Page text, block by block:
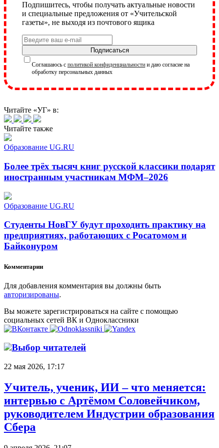
Подпишитесь, чтобы получать актуальные новости
и специальные предложения от «Учительской
газеты», не выходя из почтового ящика
Подписаться
Соглашаюсь с политикой конфиденциальности и даю согласие на
обработку персональных данных
Читайте «УГ» в:
Читайте также
Образование UG.RU
Более трёх тысяч книг русской классики подарят
иностранным участникам МФМ–2026
Образование UG.RU
Студенты НовГУ будут проходить практику на
предприятиях, работающих с Росатомом и
Байконуром
Комментарии
Для добавления комментария вы должны быть
авторизированы.
Вы можете зарегистрироваться на сайте с помощью
социальных сетей ВК и Одноклассники
Выбор читателей
22 мая 2026, 17:17
Учитель, ученик, ИИ – что меняется:
интервью с Артёмом Соловейчиком,
руководителем Индустрии образования
Сбера